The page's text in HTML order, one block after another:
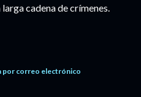
cadena de crímenes.
por correo electrónico